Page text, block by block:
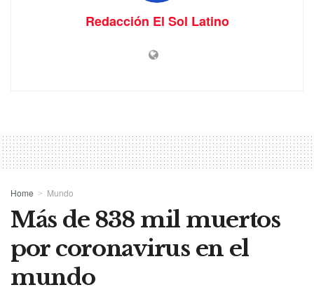
Redacción El Sol Latino
Home Mundo
Más de 838 mil muertos
por coronavirus en el
mundo